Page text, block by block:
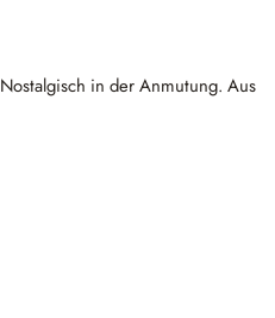
Nostalgisch in der Anmutung. Aus